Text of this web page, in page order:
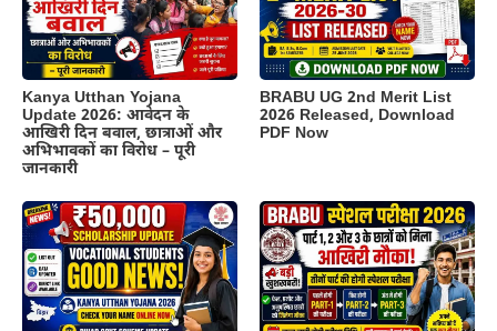
Kanya Utthan Yojana
Update 2026: आवेदन के
आखिरी दिन बवाल, छात्राओं और
अभिभावकों का विरोध – पूरी
जानकारी
BRABU UG 2nd Merit List
2026 Released, Download
PDF Now